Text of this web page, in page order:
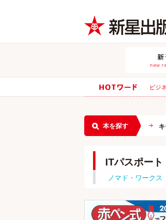
ビジ
本を探す
ITパスポー
ノマド・ワークス